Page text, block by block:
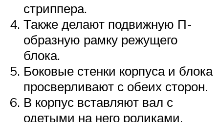
стриппера.
Также делают подвижную П-
образную рамку режущего
блока.
Боковые стенки корпуса и блока
просверливают с обеих сторон.
В корпус вставляют вал с
одетыми на него роликами.